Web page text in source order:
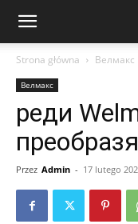
Strona główna Велмакс
Велмакс
реди
Przez Admin - 17 lutego